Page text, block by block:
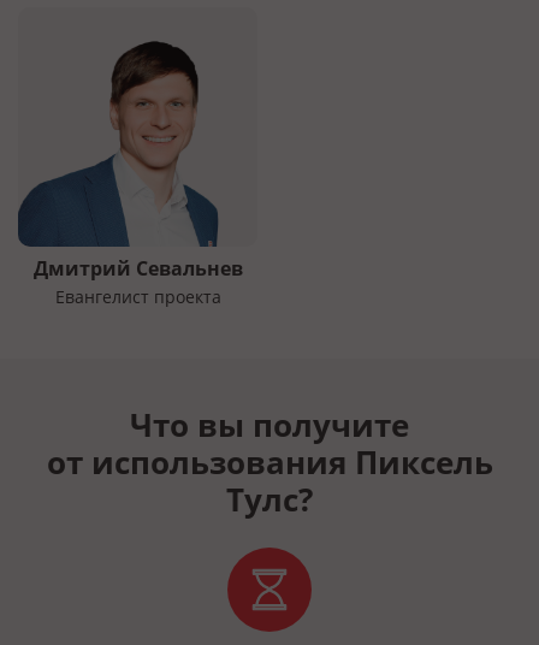
Дмитрий Севальнев
Евангелист проекта
Что вы получите
от использования Пиксель
Тулс?